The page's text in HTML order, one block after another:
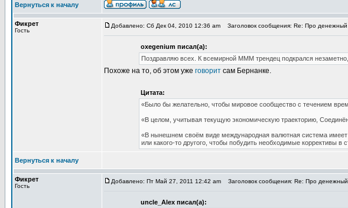
Вернуться к началу
Фикрет
Гость
Добавлено: Сб Дек 04, 2010 12:36 am Заголовок сообщения: Re: Про денежный
oxegenium писал(а):
Поздравляю всех. К всемирной МММ трендец подкрался незаметно,
Похоже на то, об этом уже говорит сам Бернанке.
Цитата:
«Было бы желательно, чтобы мировое сообщество с течением
«В целом, учитывая текущую экономическую траекторию,
«В нынешнем своём виде международная валютная система имеет
или какого-то другого, чтобы побудить необходимые коррективы
Вернуться к началу
Фикрет
Гость
Добавлено: Пт Май 27, 2011 12:42 am Заголовок сообщения: Re: Про денежный
uncle_Alex писал(а):